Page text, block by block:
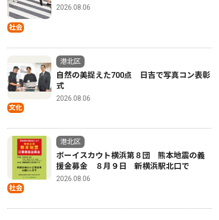
社会
2026.08.06
文化
港北区
自然の美捉えた700点 日吉で写真コン表彰
式
2026.08.06
社会
港北区
ボーイスカウト横浜第８団 熊本地震の義
援金募金 ８月９日 新横浜駅北口で
2026.08.06